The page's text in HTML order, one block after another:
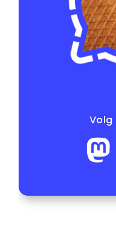
Volg